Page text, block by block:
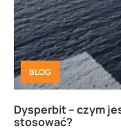
BLOG
Dysperbit – czym
stosować?